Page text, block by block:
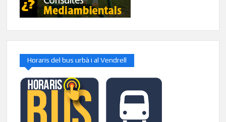
Horaris del bus urbà i al Vendrell